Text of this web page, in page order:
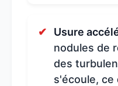
Usure
nodules de
des
s'écoule,